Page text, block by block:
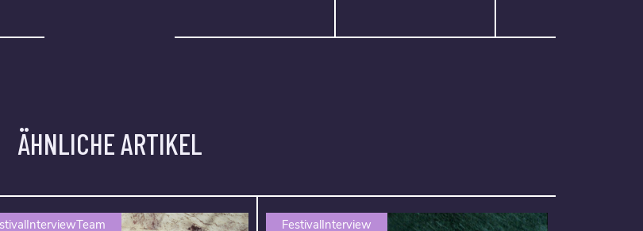
ÄHNLICHE ARTIKEL
FestivalInterview